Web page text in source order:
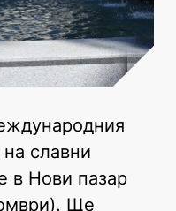
славни
в Нови пазар
Ще